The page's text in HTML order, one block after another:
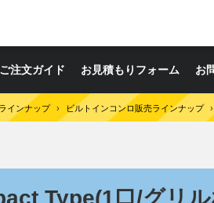
ご注文ガイド お見積もりフォーム お
ラインナップ › ビルトインコンロ販売ラインナップ ›
Type(1口/グリ